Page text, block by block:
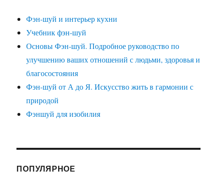
Фэн-шуй и интерьер кухни
Учебник фэн-шуй
Основы Фэн-шуй. Подробное руководство по
улучшению ваших отношений с людьми, здоровья и
благосостояния
Фэн-шуй от А до Я. Искусство жить в гармонии с
природой
Фэншуй для изобилия
ПОПУЛЯРНОЕ